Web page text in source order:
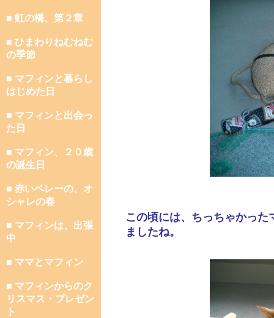
■ 虹の橋、第２章
■ ひまわりねむねむ
の季節
■ マフィンと暮らし
はじめた日
■ マフィンと出会っ
た日
■ マフィン、２０歳
の誕生日
■ 赤いベレーの、オ
シャレの春
■ マフィンは、出張
中
■ ママとマフィン
■ マフィンからのク
リスマス・プレゼン
ト
この頃には、ちっちゃかっ
ましたね。